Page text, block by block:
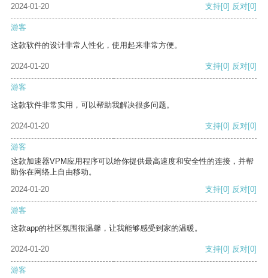
2024-01-20 支持[0] 反对[0]
游客
这款软件的设计非常人性化，使用起来非常方便。
2024-01-20 支持[0] 反对[0]
游客
这款软件非常实用，可以帮助我解决很多问题。
2024-01-20 支持[0] 反对[0]
游客
这款加速器VPM应用程序可以给你提供最高速度和安全性的连接，并帮
助你在网络上自由移动。
2024-01-20
支持[0] 反对[0]
游客
这款app的社区氛围很温馨，让我能够感受到家的温暖。
2024-01-20 支持[0] 反对[0]
游客